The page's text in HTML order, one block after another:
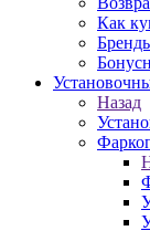
Как
Назад